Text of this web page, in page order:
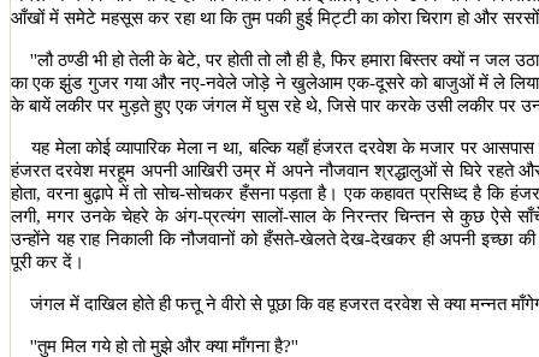
आँखों में समेटे महसूस कर रहा था कि तुम पकी हुई मिट्टी का कोरा चिराग हो और
''लौ ठण्डी भी हो तेली के बेटे,पर होती तो लौ ही है,फिर हमारा बिस्तर क्यों न जल उठा
का एक झुंड गुजर गया और नए-नवेले जोड़े ने खुलेआम एक-दूसरे को बाजुओं में ले लिया!
के बायें लकीर पर मुड़ते हुए एक जंगल में घुस रहे थे,जिसे पार करके उसी लकीर पर
यह मेला कोई व्यापारिक मेला न था,बल्कि यहाँ हंजरत दरवेश के मजार पर
हंजरत दरवेश मरहूम अपनी आखिरी उम्र में अपने नौजवान श्रद्धालुओं से घिरे रहते और
होता,वरना बुढ़ापे में तो सोच-सोचकर हँसना पड़ता है। एक कहावत प्रसिध्द है कि
लगी,मगर उनके चेहरे के अंग-प्रत्यंग सालों-साल के निरन्तर चिन्तन से कुछ ऐसे
उन्होंने यह राह निकाली कि नौजवानों को हँसते-खेलते देख-देखकर ही अपनी इच्छा
पूरी कर दें।
जंगल में दाखिल होते ही फत्तू ने वीरो से पूछा कि वह हजरत दरवेश से क्या मन्नत
''तुम मिल गये हो तो मुझे और क्या माँगना है?''